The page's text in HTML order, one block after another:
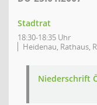
Stadtrat
18:30-18:35 Uhr
Heidenau, Rathaus,
Niederschrift